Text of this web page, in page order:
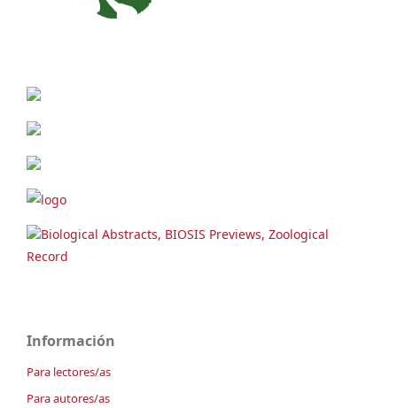
Biological Abstracts, BIOSIS Previews, Zoological
Record
Información
Para lectores/as
Para autores/as